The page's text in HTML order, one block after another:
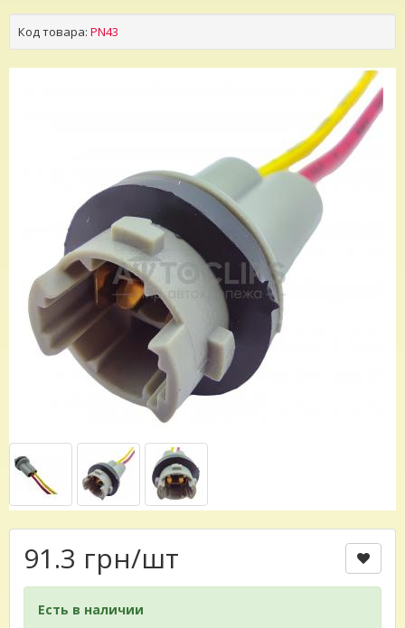
Код товара: PN43
91.3 грн/шт
Есть в наличии